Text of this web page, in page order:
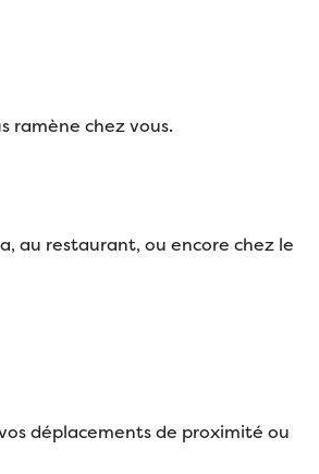
ramène chez vous.
au restaurant, ou encore chez le
déplacements de proximité ou